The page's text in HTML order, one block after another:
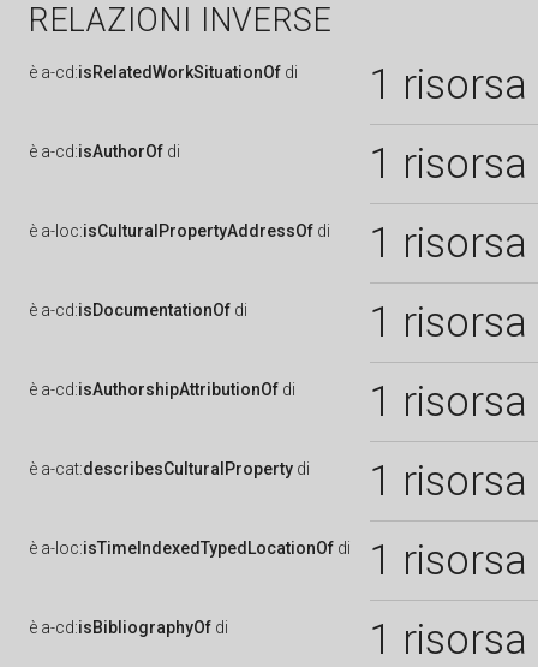
RELAZIONI INVERSE
è a-cd:isRelatedWorkSituationOf di 1 risorsa
è a-cd:isAuthorOf di 1 risorsa
è a-loc:isCulturalPropertyAddressOf di 1 risorsa
è a-cd:isDocumentationOf di 1 risorsa
è a-cd:isAuthorshipAttributionOf di 1 risorsa
è a-cat:describesCulturalProperty di 1 risorsa
è a-loc:isTimeIndexedTypedLocationOf di 1 risorsa
è a-cd:isBibliographyOf di 1 risorsa